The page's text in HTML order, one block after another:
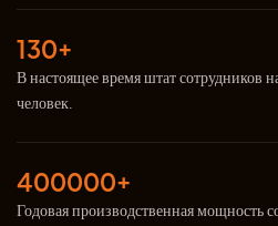
130+
В настоящее время штат сотрудников
человек.
400000+
Годовая производственная мощность